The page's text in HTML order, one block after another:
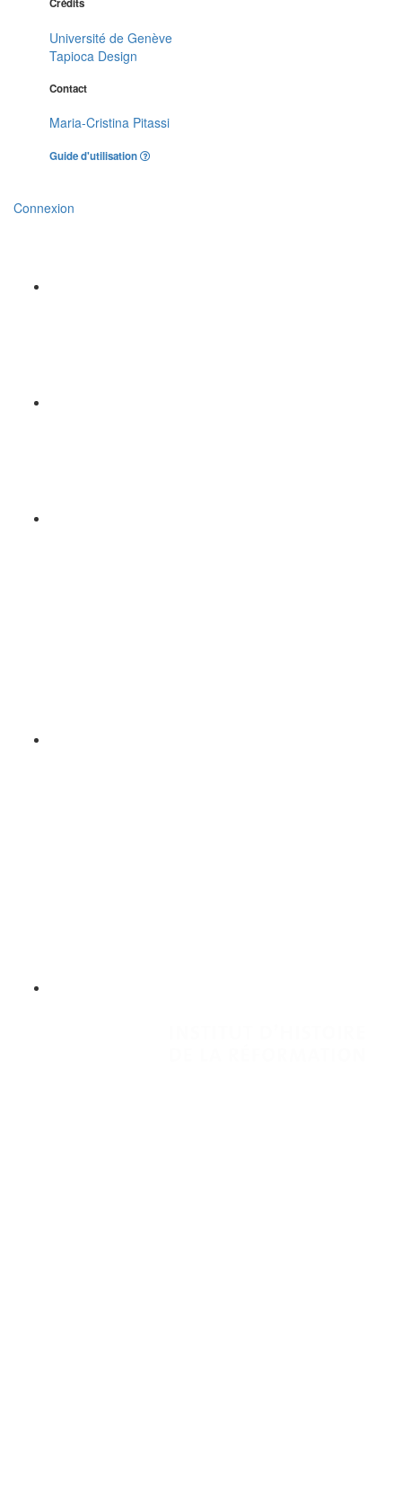
Crédits
Université de Genève
Tapioca Design
Contact
Maria-Cristina Pitassi
Guide d'utilisation
Connexion